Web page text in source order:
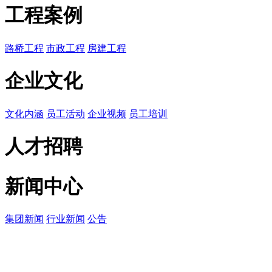
工程案例
路桥工程 市政工程 房建工程
企业文化
文化内涵 员工活动 企业视频 员工培训
人才招聘
新闻中心
集团新闻 行业新闻 公告
广东省东莞市东城